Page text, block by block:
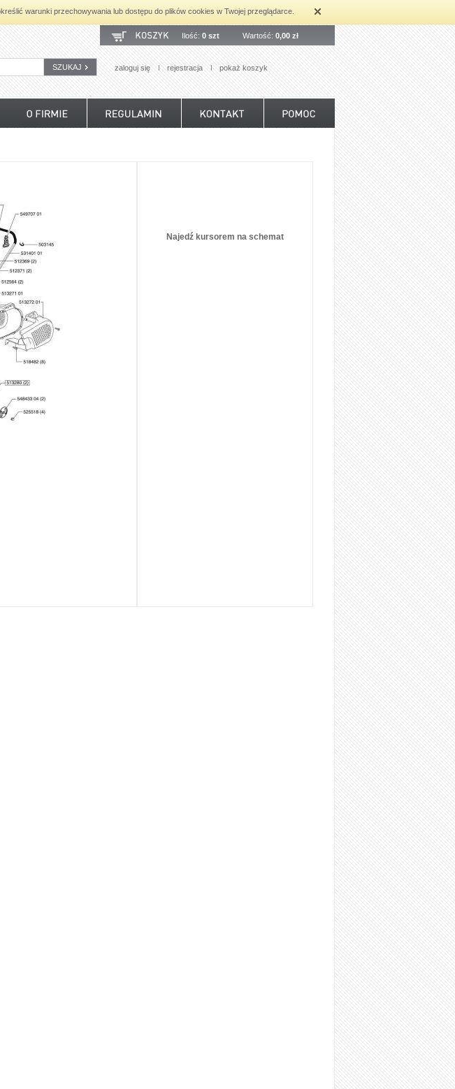
warunki przechowywania lub dostępu do plików cookies w Twojej przeglądarce.
Ilość: 0 szt Wartość: 0,00 zł
SZUKAJ zaloguj się rejestracja pokaż koszyk
Najedź kursorem na schemat